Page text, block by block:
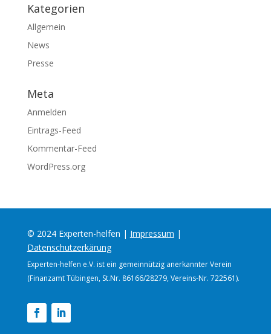
Kategorien
Allgemein
News
Presse
Meta
Anmelden
Eintrags-Feed
Kommentar-Feed
WordPress.org
© 2024 Experten-helfen | Impressum |
Datenschutzerkärung
Experten-helfen e.V. ist ein gemeinnützig anerkannter Verein
(Finanzamt Tübingen, St.Nr. 86166/28279, Vereins-Nr. 722561).